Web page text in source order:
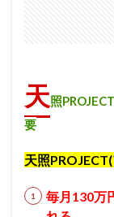
天照
要
天照
毎月130万